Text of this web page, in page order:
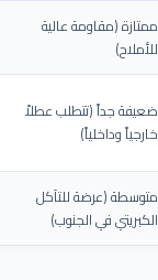
ممتازة (مقاومة عالية
للأملاح)
ضعيفة جداً (تتطلب عطلاً
خارجياً وداخلياً)
متوسطة (عرضة للتآكل
الكبريتي في الجنوب)